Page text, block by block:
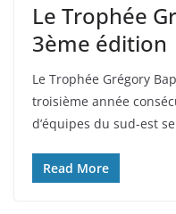
Le Trophée
3ème édition
Le Trophée Grégory
troisième année
d’équipes du sud-est
Read More